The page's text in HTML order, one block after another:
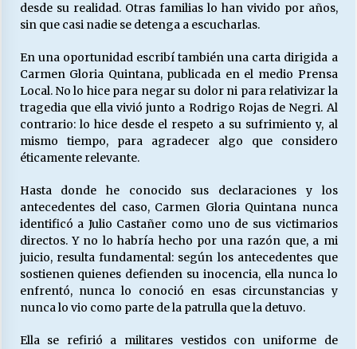
desde su realidad. Otras familias lo han vivido por años,
sin que casi nadie se detenga a escucharlas.
En una oportunidad escribí también una carta dirigida a
Carmen Gloria Quintana, publicada en el medio Prensa
Local. No lo hice para negar su dolor ni para relativizar la
tragedia que ella vivió junto a Rodrigo Rojas de Negri. Al
contrario: lo hice desde el respeto a su sufrimiento y, al
mismo tiempo, para agradecer algo que considero
éticamente relevante.
Hasta donde he conocido sus declaraciones y los
antecedentes del caso, Carmen Gloria Quintana nunca
identificó a Julio Castañer como uno de sus victimarios
directos. Y no lo habría hecho por una razón que, a mi
juicio, resulta fundamental: según los antecedentes que
sostienen quienes defienden su inocencia, ella nunca lo
enfrentó, nunca lo conoció en esas circunstancias y
nunca lo vio como parte de la patrulla que la detuvo.
Ella se refirió a militares vestidos con uniforme de